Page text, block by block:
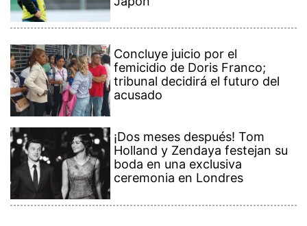
Concluye juicio por el
femicidio de Doris Franco;
tribunal decidirá el futuro del
acusado
¡Dos meses después! Tom
Holland y Zendaya festejan su
boda en una exclusiva
ceremonia en Londres